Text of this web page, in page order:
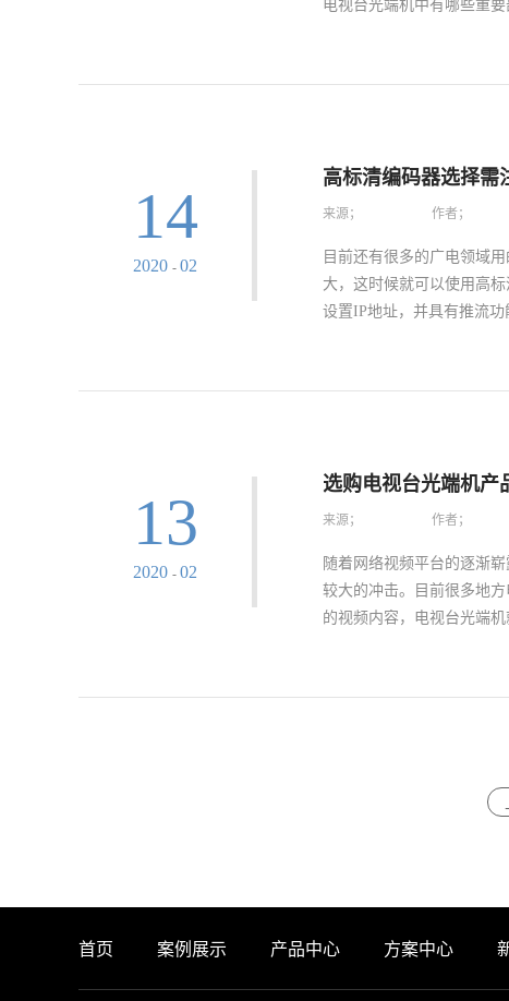
电视台光端机中有哪些重
将电信号经过发射机变换
机的光接收机能够把经过
于光检测器产生的光电流
的主要作用就是对光源提
流源、有足够高的驱动速
大，以保证足够的光接收
14
2020 - 02
高标清编码器选择需
来源； 作者；
目前还有很多的广电领域
大，这时候就可以使用高
设置IP地址，并具有推流
此在选择的时候还应该要
缩就能够保证画质无损，
是非常基本的功能，因此
一代无线宽带通信标准之
wifi模块就更好，可以实现
络直播平台用的都是这种
注意事项所包括的几个方
13
2020 - 02
选购电视台光端机产
来源； 作者；
随着网络视频平台的逐渐
较大的冲击。目前很多地
的视频内容，电视台光端
视频传输的高性能硬件设
量，建议电视台用户在选
的持续性。二、注意产品
殊的需求也应当一并向厂
数年内地的电视台行业将
首页 案例展示 产品中心 方案中心